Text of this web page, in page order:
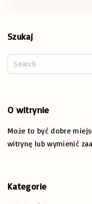
Szukaj
O witrynie
Może to być dobre
witrynę lub wymienić
Kategorie